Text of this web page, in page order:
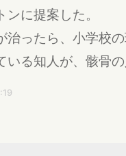
に提案した。
治ったら、小学校
いる知人が、骸骨